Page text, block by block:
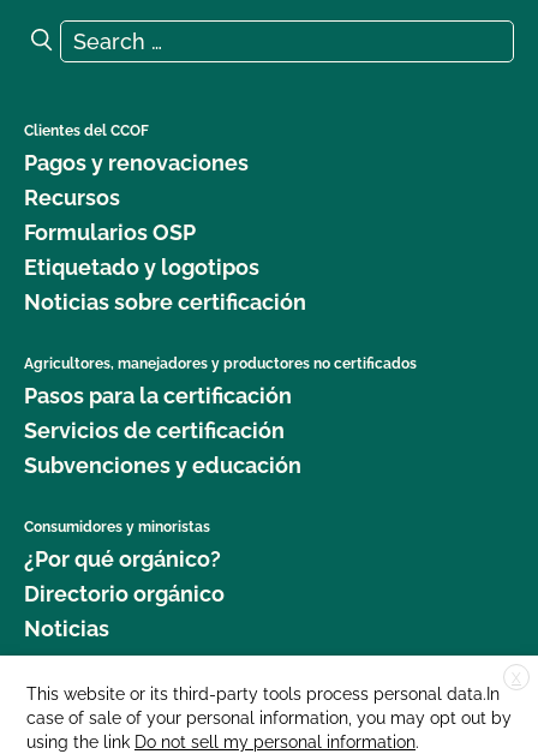
Search for:
Search
Clientes del CCOF
Pagos y renovaciones
Recursos
Formularios OSP
Etiquetado y logotipos
Noticias sobre certificación
Agricultores, manejadores y productores no certificados
Pasos para la certificación
Servicios de certificación
Subvenciones y educación
Consumidores y minoristas
¿Por qué orgánico?
Directorio orgánico
Noticias
Donar
Carreras profesionales
X
This website or its third-party tools process personal data.In
case of sale of your personal information, you may opt out by
using the link Do not sell my personal information.